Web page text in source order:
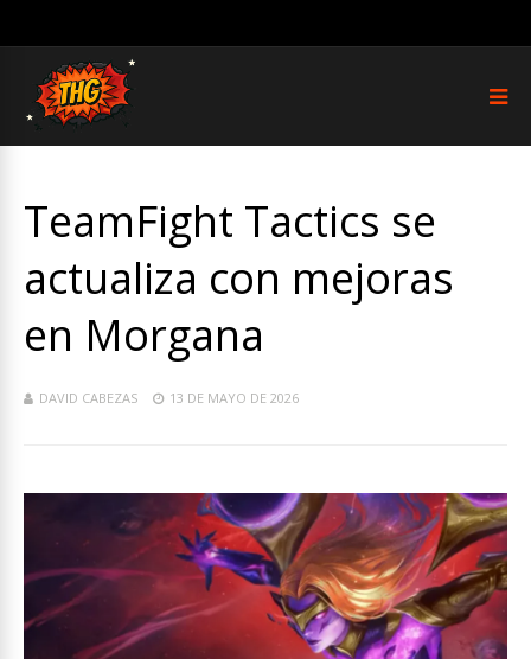
TeamFight Tactics se
actualiza con mejoras
en Morgana
DAVID CABEZAS 13 DE MAYO DE 2026